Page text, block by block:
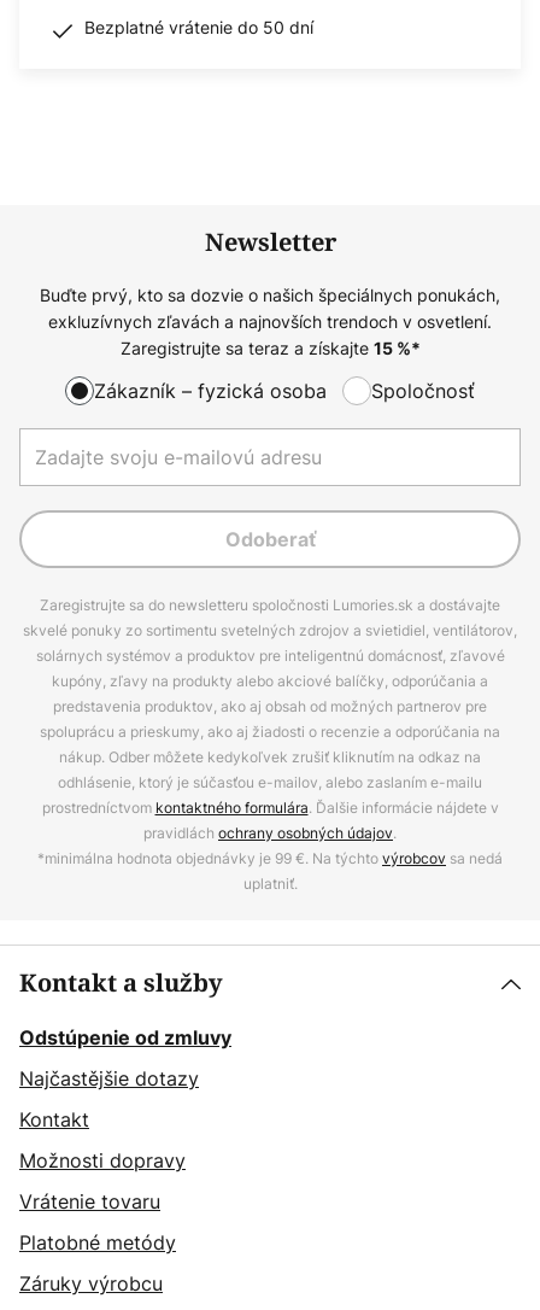
Bezplatné vrátenie do 50 dní
Newsletter
Buďte prvý, kto sa dozvie o našich špeciálnych ponukách,
exkluzívnych zľavách a najnovších trendoch v osvetlení.
Zaregistrujte sa teraz a získajte 15%*
Zákazník – fyzická osoba Spoločnosť
Odoberať
Zaregistrujte sa do newsletteru spoločnosti Lumories.sk a dostávajte
skvelé ponuky zo sortimentu svetelných zdrojov a svietidiel, ventilátorov,
solárnych systémov a produktov pre inteligentnú domácnosť, zľavové
kupóny, zľavy na produkty alebo akciové balíčky, odporúčania a
predstavenia produktov, ako aj obsah od možných partnerov pre
spoluprácu a prieskumy, ako aj žiadosti o recenzie a odporúčania na
nákup. Odber môžete kedykoľvek zrušiť kliknutím na odkaz na
odhlásenie, ktorý je súčasťou e-mailov, alebo zaslaním e-mailu
prostredníctvom kontaktného formulára. Ďalšie informácie nájdete v
pravidlách ochrany osobných údajov.
*minimálna hodnota objednávky je 99 €. Na týchtovýrobcov sa nedá
uplatniť.
Kontakt a služby
Odstúpenie od zmluvy
Najčastějšie dotazy
Kontakt
Možnosti dopravy
Vrátenie tovaru
Platobné metódy
Záruky výrobcu